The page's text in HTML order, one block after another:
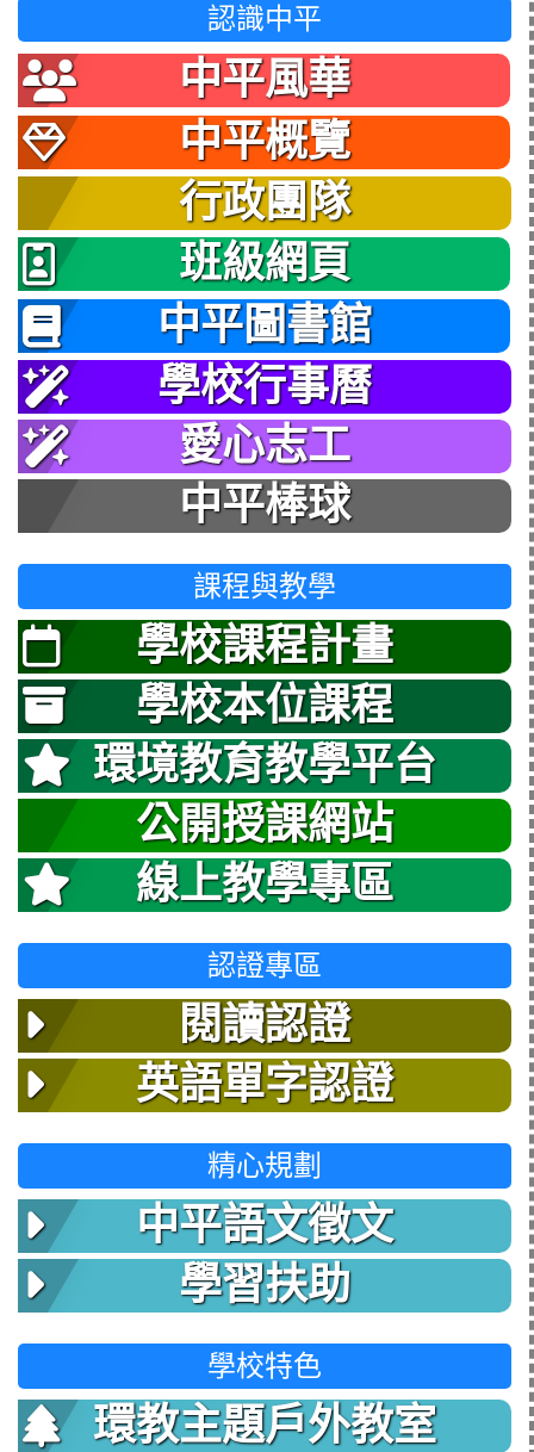
認識中平
中平風華
中平概覽
行政團隊
班級網頁
中平圖書館
學校行事曆
愛心志工
中平棒球
課程與教學
學校課程計畫
學校本位課程
環境教育教學平台
公開授課網站
線上教學專區
認證專區
閱讀認證
英語單字認證
精心規劃
中平語文徵文
學習扶助
學校特色
環教主題戶外教室